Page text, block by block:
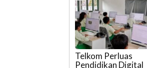
Telkom Perluas
Pendidikan Digital